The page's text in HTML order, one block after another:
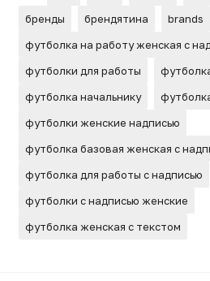
бренды
брендятина
brands
футболка на работу женская с
футболки для работы
футболка начальнику
футболки женские надписью
футболка базовая женская с
футболка для работы с надписью
футболки с надписью женские
футболка женская с текстом